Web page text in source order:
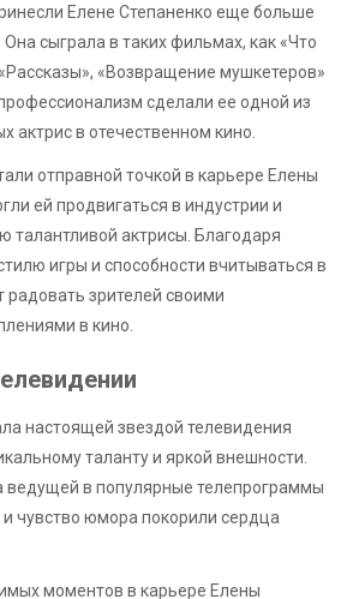
Елене Степаненко еще больше
сыграла в таких фильмах, как «Что
«Возвращение мушкетеров»
сделали ее одной из
актрис в отечественном кино.
отправной точкой в карьере Елены
ей продвигаться в индустрии и
талантливой актрисы. Благодаря
игры и способности вчитываться в
зрителей своими
в кино.
настоящей звездой телевидения
таланту и яркой внешности.
в популярные телепрограммы
чувство юмора покорили сердца
моментов в карьере Елены